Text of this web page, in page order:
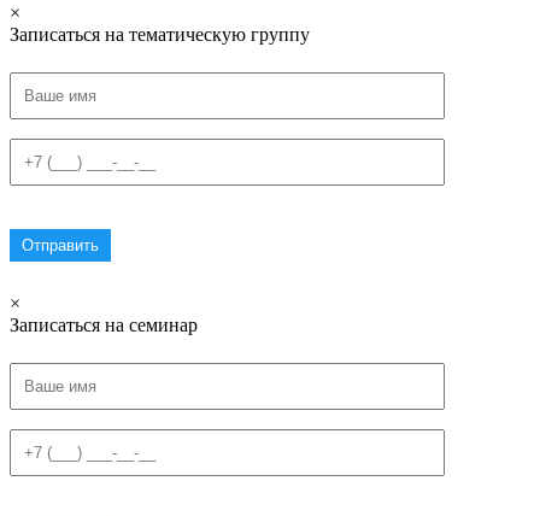
×
Записаться на тематическую группу
×
Записаться на семинар